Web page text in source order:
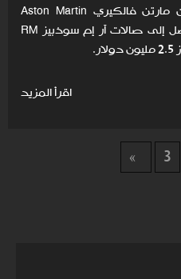
نموذج نادر من سيارات أستون مارتن فالكيري Aston Martin
Valkyrie الفريدة من نوعها يصل إلى صالات آر إم سوذبيز RM
اقرأ المزيد
3